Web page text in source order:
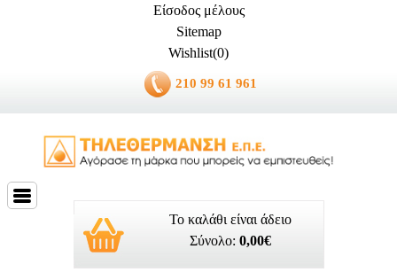
210 99 61 961
Είσοδος μέλους
Sitemap
Wishlist(0)
Το καλάθι είναι άδειο
Σύνολο: 0,00€